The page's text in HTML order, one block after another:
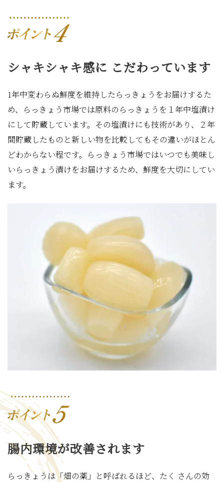
シャキシャキ感に こだわっています
1年中変わらぬ鮮度を維持したらっきょうをお届けするた
め、らっきょう市場では原料のらっきょうを１年中塩漬け
にして貯蔵しています。その塩漬けにも技術があり、２年
間貯蔵したものと新しい物を比較してもその違いがほとん
どわからない程です。らっきょう市場ではいつでも美味し
いらっきょう漬けをお届けするため、鮮度を大切にしてい
ます。
腸内環境が改善されます
らっきょうは「畑の薬」と呼ばれるほど、たく さんの効